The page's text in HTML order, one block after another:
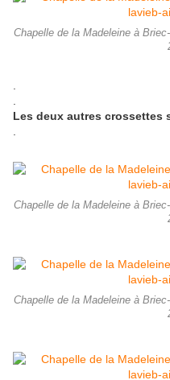
Chapelle de la Madeleine à
Les deux autres crossettes
Chapelle de la Madeleine à
Chapelle de la Madeleine à